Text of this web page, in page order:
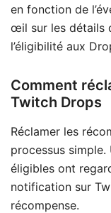
en fonction de
œil sur les détails
l’éligibilité aux
Comment
Twitch Drops
Réclamer les
processus
éligibles ont
notification sur
récompense.